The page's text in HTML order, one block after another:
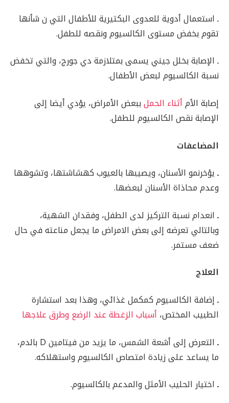
ـ استعمال أدوية للعدوى البكتيرية للأطفال التي ن شأنها
تقوم بخفض مستوى الكالسيوم ونقصه للطفل.
ـ الإصابة بخلل جيني يسمى بمتلازمة دي جورج، والتي تخفض
نسبة الكالسيوم لبعض الأطفال.
إصابة الأمأثناء الحملببعض الأمراض، يؤدي أيضا إلى
الإصابة نقص الكالسيوم للطفل.
المضاعفات
ـيؤخرنمو الأسنان، ويصيبها بالعيوب كهشاشتها، وتشوهها
وعدم محاذاة الأسنان لبعضها.
ـ انعدام نسبة التركيز لدى الطفل، وفقدان الشهية،
وبالتالي تعرضه إلى بعض الامراض ما يجعل مناعته في حال
ضعف مستمر.
العلاج
ـإضافة الكالسيوم كمكمل غذائي، وهذا بعد استشارة
الطبيب المختص، أسباب الزغطة عند الرضع وطرق علاجها
ـ
التعرض إلى أشعة الشمس، ما يزيد من فيتامين D بالدم،
ما يساعد على زيادة امتصاص الكالسيوم واستهلاكه.
ـ اختيار الحليب الأمثل والمدعم بالكالسيوم.